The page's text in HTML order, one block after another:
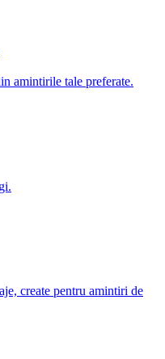
amintirile tale preferate.
create pentru amintiri de